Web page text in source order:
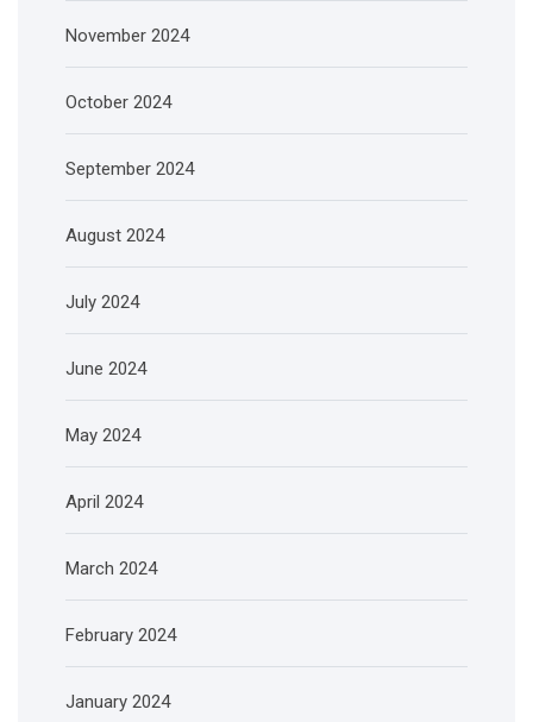
November 2024
October 2024
September 2024
August 2024
July 2024
June 2024
May 2024
April 2024
March 2024
February 2024
January 2024